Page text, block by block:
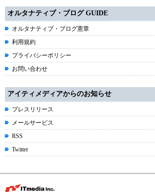
オルタナティブ・ブログ GUIDE
オルタナティブ・ブログ憲章
利用規約
プライバシーポリシー
お問い合わせ
アイティメディアからのお知らせ
プレスリリース
メールサービス
RSS
Twitter